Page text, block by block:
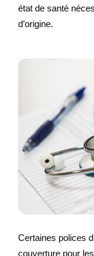
état de santé
d’origine.
Certaines polices
couverture pour